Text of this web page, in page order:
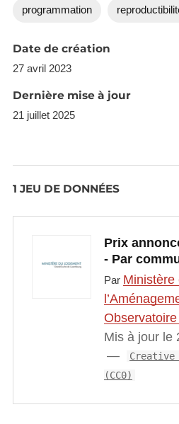
programmation
Date de création
27 avril 2023
Dernière mise à jour
21 juillet 2025
1 JEU DE DONNÉES
Prix
- Par
Par Ministère
Mis à jour le
Creative
(CC0)